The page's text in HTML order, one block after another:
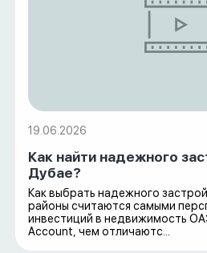
19.06.2026
Как найти надежного
Дубае?
Как выбрать надежного
районы считаются самыми
инвестиций в недвижимость
Account, чем отличаютс...